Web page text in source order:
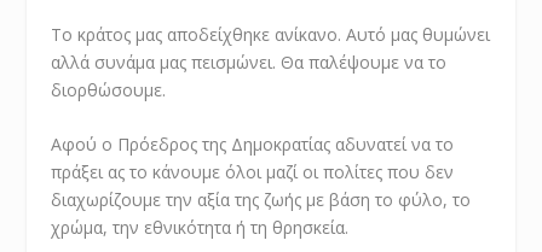
Το κράτος μας αποδείχθηκε ανίκανο. Αυτό μας θυμώνει
αλλά συνάμα μας πεισμώνει. Θα παλέψουμε να το
διορθώσουμε.
Αφού ο Πρόεδρος της Δημοκρατίας αδυνατεί να το
πράξει ας το κάνουμε όλοι μαζί οι πολίτες που δεν
διαχωρίζουμε την αξία της ζωής με βάση το φύλο, το
χρώμα, την εθνικότητα ή τη θρησκεία.